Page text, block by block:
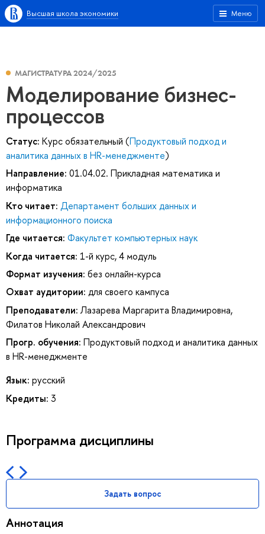
Меню
Высшая школа экономики
МАГИСТРАТУРА 2024/2025
Моделирование бизнес-
процессов
Статус: Курс обязательный (Продуктовый подход и
аналитика данных в HR-менеджменте)
Направление: 01.04.02. Прикладная математика и
информатика
Кто читает: Департамент больших данных и
информационного поиска
Где читается: Факультет компьютерных наук
Когда читается: 1-й курс, 4 модуль
Формат изучения: без онлайн-курса
Охват аудитории: для своего кампуса
Преподаватели: Лазарева Маргарита Владимировна,
Филатов Николай Александрович
Прогр. обучения: Продуктовый подход и аналитика данных
в HR-менеджменте
Язык: русский
Кредиты: 3
Программа дисциплины
Задать вопрос
Аннотация